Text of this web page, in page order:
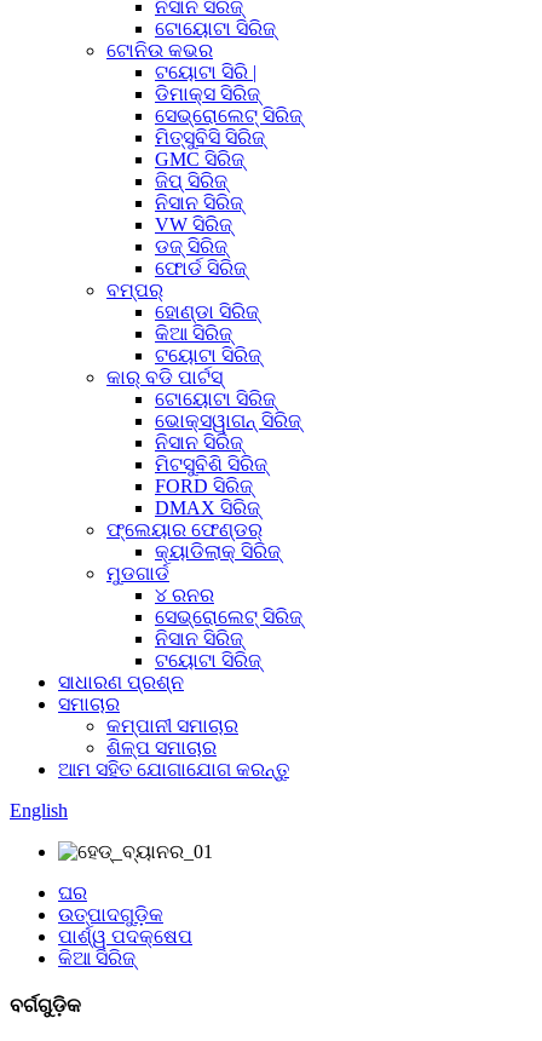
ନିସାନ ସିରିଜ୍
ଟୋୟୋଟା ସିରିଜ୍
ଟୋନିଉ କଭର
ଟୟୋଟା ସିରି |
ଡିମାକ୍ସ ସିରିଜ୍
ସେଭ୍ରୋଲେଟ୍ ସିରିଜ୍
ମିତ୍ସୁବିସି ସିରିଜ୍
GMC ସିରିଜ୍
ଜିପ୍ ସିରିଜ୍
ନିସାନ ସିରିଜ୍
VW ସିରିଜ୍
ଡଜ୍ ସିରିଜ୍
ଫୋର୍ଡ ସିରିଜ୍
ବମ୍ପର୍
ହୋଣ୍ଡା ସିରିଜ୍
କିଆ ସିରିଜ୍
ଟୟୋଟା ସିରିଜ୍
କାର୍ ବଡି ପାର୍ଟସ୍
ଟୋୟୋଟା ସିରିଜ୍
ଭୋକ୍ସୱାଗନ୍ ସିରିଜ୍
ନିସାନ ସିରିଜ୍
ମିଟସୁବିଶି ସିରିଜ୍
FORD ସିରିଜ୍
DMAX ସିରିଜ୍
ଫ୍ଲେୟାର ଫେଣ୍ଡର୍
କ୍ୟାଡିଲାକ୍ ସିରିଜ୍
ମୁଡଗାର୍ଡ
୪ ରନର
ସେଭ୍ରୋଲେଟ୍ ସିରିଜ୍
ନିସାନ ସିରିଜ୍
ଟୟୋଟା ସିରିଜ୍
ସାଧାରଣ ପ୍ରଶ୍ନ
ସମାଚାର
କମ୍ପାନୀ ସମାଚାର
ଶିଳ୍ପ ସମାଚାର
ଆମ ସହିତ ଯୋଗାଯୋଗ କରନ୍ତୁ
English
ଘର
ଉତ୍ପାଦଗୁଡ଼ିକ
ପାର୍ଶ୍ୱ ପଦକ୍ଷେପ
କିଆ ସିରିଜ୍
ବର୍ଗଗୁଡ଼ିକ